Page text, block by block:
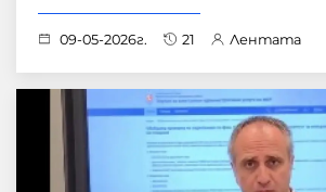
09-05-2026г. 21 Лентата